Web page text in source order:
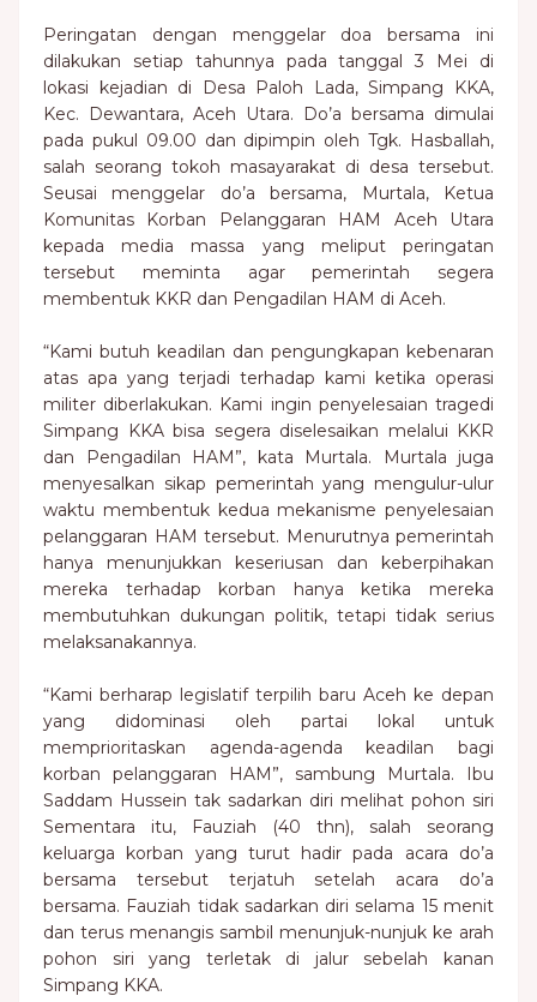
Peringatan dengan menggelar doa bersama ini
dilakukan setiap tahunnya pada tanggal 3 Mei di
lokasi kejadian di Desa Paloh Lada, Simpang KKA,
Kec. Dewantara, Aceh Utara. Do’a bersama dimulai
pada pukul 09.00 dan dipimpin oleh Tgk. Hasballah,
salah seorang tokoh masayarakat di desa tersebut.
Seusai menggelar do’a bersama, Murtala, Ketua
Komunitas Korban Pelanggaran HAM Aceh Utara
kepada media massa yang meliput peringatan
tersebut meminta agar pemerintah segera
membentuk KKR dan Pengadilan HAM di Aceh.
“Kami butuh keadilan dan pengungkapan kebenaran
atas apa yang terjadi terhadap kami ketika operasi
militer diberlakukan. Kami ingin penyelesaian tragedi
Simpang KKA bisa segera diselesaikan melalui KKR
dan Pengadilan HAM”, kata Murtala. Murtala juga
menyesalkan sikap pemerintah yang mengulur-ulur
waktu membentuk kedua mekanisme penyelesaian
pelanggaran HAM tersebut. Menurutnya pemerintah
hanya menunjukkan keseriusan dan keberpihakan
mereka terhadap korban hanya ketika mereka
membutuhkan dukungan politik, tetapi tidak serius
melaksanakannya.
“Kami berharap legislatif terpilih baru Aceh ke depan
yang didominasi oleh partai lokal untuk
memprioritaskan agenda-agenda keadilan bagi
korban pelanggaran HAM”, sambung Murtala. Ibu
Saddam Hussein tak sadarkan diri melihat pohon siri
Sementara itu, Fauziah (40 thn), salah seorang
keluarga korban yang turut hadir pada acara do’a
bersama tersebut terjatuh setelah acara do’a
bersama. Fauziah tidak sadarkan diri selama 15 menit
dan terus menangis sambil menunjuk-nunjuk ke arah
pohon siri yang terletak di jalur sebelah kanan
Simpang KKA.